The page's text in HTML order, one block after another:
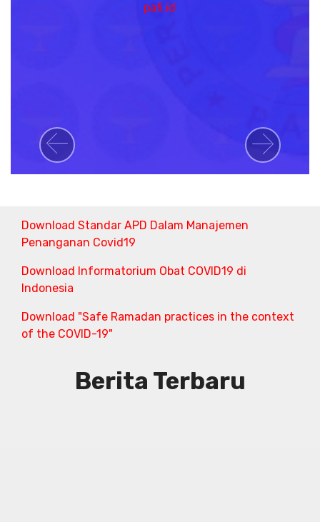
pafi.id
Previous Next
Download Standar APD Dalam Manajemen
Penanganan Covid19
Download Informatorium Obat COVID19 di
Indonesia
Download "Safe Ramadan practices in the context
of the COVID-19"
Berita Terbaru